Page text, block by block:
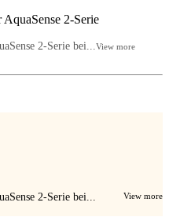
2-Serie
2-Serie bei...View more
2-Serie bei... View more